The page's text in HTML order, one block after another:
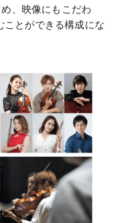
、映像にもこだわ
ことができる構成にな